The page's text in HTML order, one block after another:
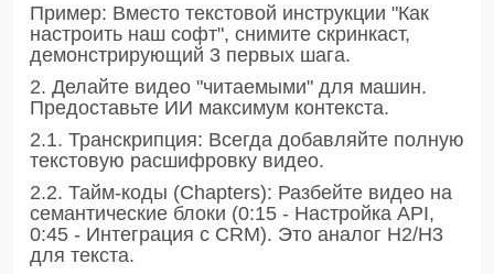
Пример: Вместо текстовой инструкции "Как
настроить наш софт", снимите скринкаст,
демонстрирующий 3 первых шага.
2. Делайте видео "читаемыми" для машин.
Предоставьте ИИ максимум контекста.
2.1. Транскрипция: Всегда добавляйте полную
текстовую расшифровку видео.
2.2. Тайм-коды (Chapters): Разбейте видео на
семантические блоки (0:15 - Настройка API,
0:45 - Интеграция с CRM). Это аналог H2/H3
для текста.